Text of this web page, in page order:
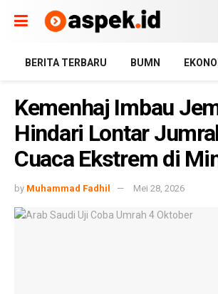
BERITA TERBARU BUMN
Kemenhaj Imbau
Hindari Lontar
Cuaca Ekstrem di
by Muhammad Fadhil Mei 28, 2026